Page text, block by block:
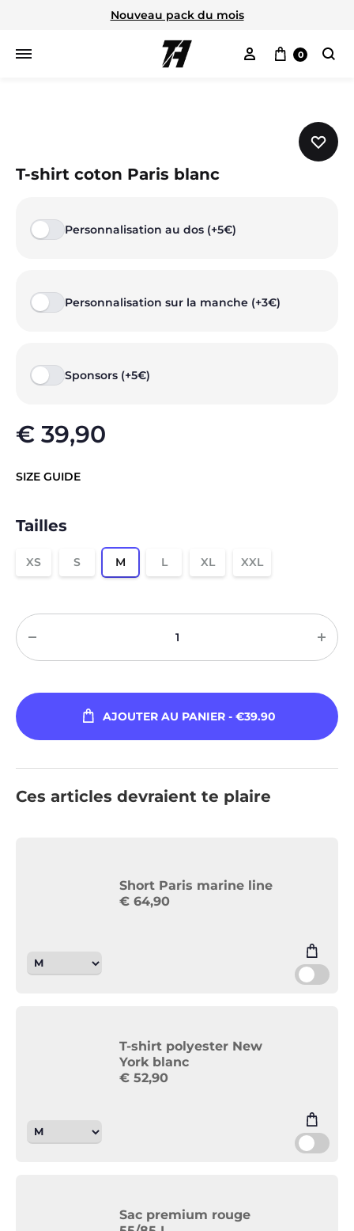
Nouveau pack du mois
Mon compte
Panier
0
T-shirt coton Paris blanc
Personnalisation au dos (+5€)
Personnalisation sur la manche (+3€)
Sponsors (+5€)
€ 39,90
SIZE GUIDE
Tailles
XS S M L XL XXL
Quantité
AJOUTER AU PANIER - €39.90
Ces articles devraient te plaire
Short Paris marine line
€ 64,90
T-shirt polyester New
York blanc
€ 52,90
Sac premium rouge